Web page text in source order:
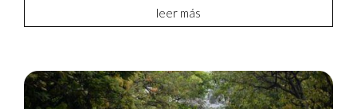
leer más